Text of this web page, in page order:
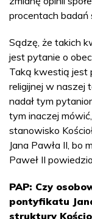
procentach badań
Sądzę, że takich
jest pytanie o
Taką kwestią jest
religijnej w naszej
nadał tym
tym inaczej
stanowisko
Jana Pawła II, bo
Paweł II
PAP: Czy
pontyfikatu
struktury